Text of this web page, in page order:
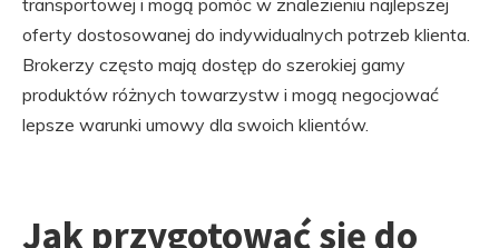
transportowej i mogą pomóc w znalezieniu najlepszej
oferty dostosowanej do indywidualnych potrzeb klienta.
Brokerzy często mają dostęp do szerokiej gamy
produktów różnych towarzystw i mogą negocjować
lepsze warunki umowy dla swoich klientów.
Jak przygotować się do